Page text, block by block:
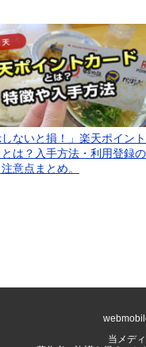
しないと損！」楽天ポイント
は？入手方法・利用登録の
意点まとめ。
当メデ